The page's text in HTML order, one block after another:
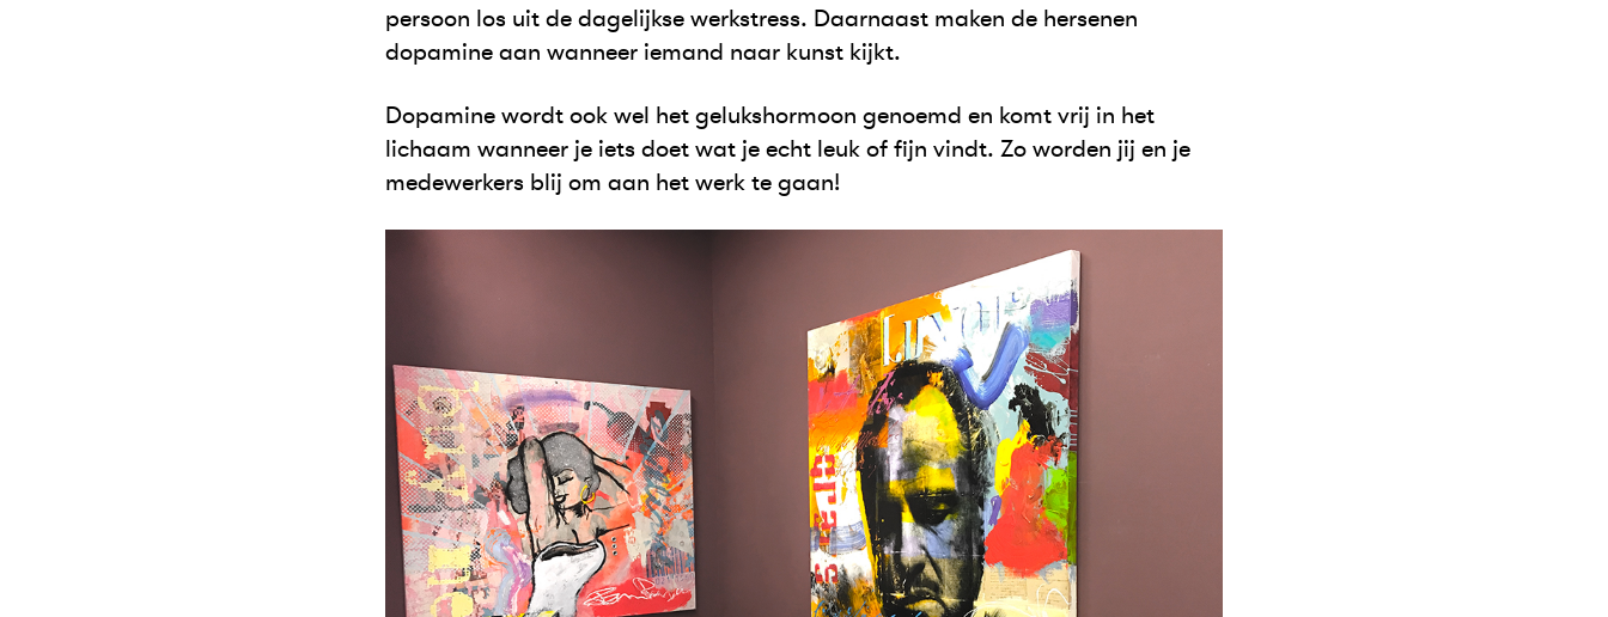
persoon los uit de dagelijkse werkstress. Daarnaast maken de hersenen
dopamine aan wanneer iemand naar kunst kijkt.
Dopamine wordt ook wel het gelukshormoon genoemd en komt vrij in het
lichaam wanneer je iets doet wat je echt leuk of fijn vindt. Zo worden jij en je
medewerkers blij om aan het werk te gaan!